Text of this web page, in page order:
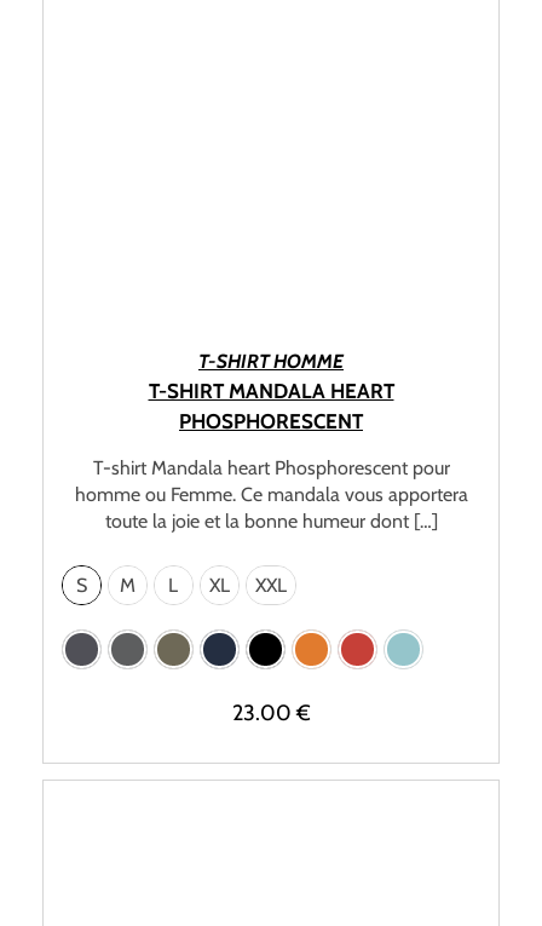
T-SHIRT HOMME
T-SHIRT MANDALA HEART
PHOSPHORESCENT
T-shirt Mandala heart Phosphorescent pour
homme ou Femme. Ce mandala vous apportera
toute la joie et la bonne humeur dont […]
S M L XL XXL
23.00€